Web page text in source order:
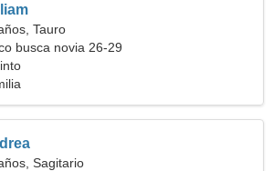
Tauro
busca novia 26-29
Sagitario